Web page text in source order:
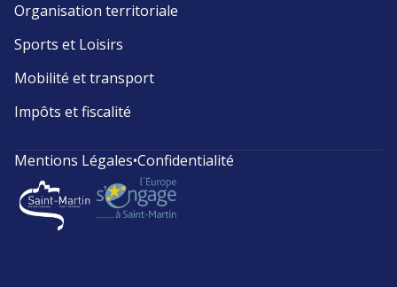
Organisation territoriale
Sports et Loisirs
Mobilité et transport
Impôts et fiscalité
Mentions Légales•Confidentialité